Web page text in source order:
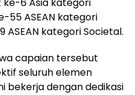
6 Asia kategori
55 ASEAN kategori
kategori Societal.
capaian tersebut
seluruh elemen
bekerja dengan dedikasi